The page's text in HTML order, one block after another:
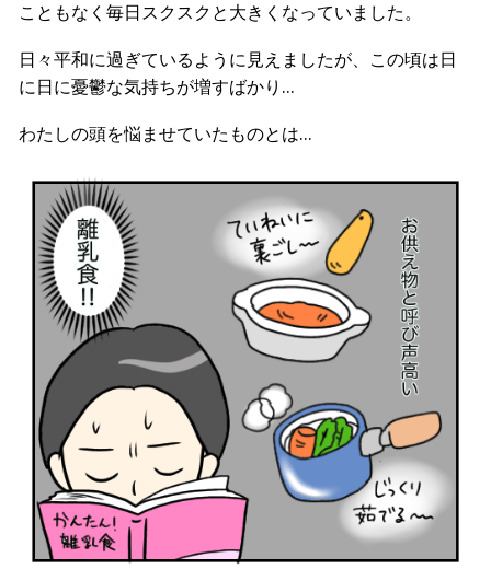
こともなく毎日スクスクと大きくなっていました。
日々平和に過ぎているように見えましたが、この頃は日
に日に憂鬱な気持ちが増すばかり…
わたしの頭を悩ませていたものとは…